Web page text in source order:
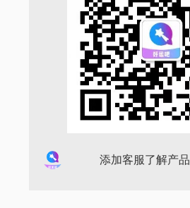
添加客服了解产品